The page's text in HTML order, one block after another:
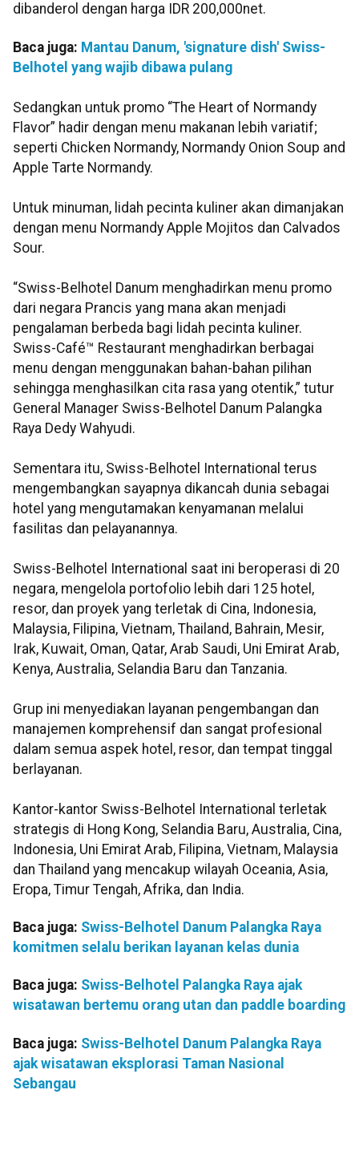
dibanderol dengan harga IDR 200,000net.
Baca juga: Mantau Danum, 'signature dish' Swiss-
Belhotel yang wajib dibawa pulang
Sedangkan untuk promo “The Heart of Normandy
Flavor” hadir dengan menu makanan lebih variatif;
seperti Chicken Normandy, Normandy Onion Soup and
Apple Tarte Normandy.
Untuk minuman, lidah pecinta kuliner akan dimanjakan
dengan menu Normandy Apple Mojitos dan Calvados
Sour.
“Swiss-Belhotel Danum menghadirkan menu promo
dari negara Prancis yang mana akan menjadi
pengalaman berbeda bagi lidah pecinta kuliner.
Swiss-Café™ Restaurant menghadirkan berbagai
menu dengan menggunakan bahan-bahan pilihan
sehingga menghasilkan cita rasa yang otentik,” tutur
General Manager Swiss-Belhotel Danum Palangka
Raya Dedy Wahyudi.
Sementara itu, Swiss-Belhotel International terus
mengembangkan sayapnya dikancah dunia sebagai
hotel yang mengutamakan kenyamanan melalui
fasilitas dan pelayanannya.
Swiss-Belhotel International saat ini beroperasi di 20
negara, mengelola portofolio lebih dari 125 hotel,
resor, dan proyek yang terletak di Cina, Indonesia,
Malaysia, Filipina, Vietnam, Thailand, Bahrain, Mesir,
Irak, Kuwait, Oman, Qatar, Arab Saudi, Uni Emirat Arab,
Kenya, Australia, Selandia Baru dan Tanzania.
Grup ini menyediakan layanan pengembangan dan
manajemen komprehensif dan sangat profesional
dalam semua aspek hotel, resor, dan tempat tinggal
berlayanan.
Kantor-kantor Swiss-Belhotel International terletak
strategis di Hong Kong, Selandia Baru, Australia, Cina,
Indonesia, Uni Emirat Arab, Filipina, Vietnam, Malaysia
dan Thailand yang mencakup wilayah Oceania, Asia,
Eropa, Timur Tengah, Afrika, dan India.
Baca juga: Swiss-Belhotel Danum Palangka Raya
komitmen selalu berikan layanan kelas dunia
Baca juga: Swiss-Belhotel Palangka Raya ajak
wisatawan bertemu orang utan dan paddle boarding
Baca juga: Swiss-Belhotel Danum Palangka Raya
ajak wisatawan eksplorasi Taman Nasional
Sebangau